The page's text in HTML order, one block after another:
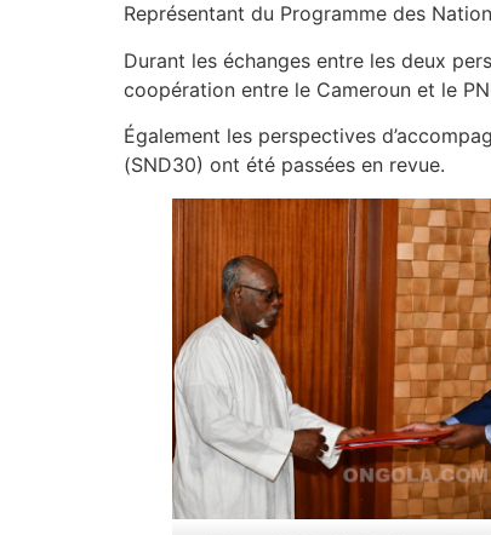
Représentant du Programme des
Durant les échanges entre les deux
coopération entre le Cameroun et le
Également les perspectives
(SND30) ont été passées en revue.